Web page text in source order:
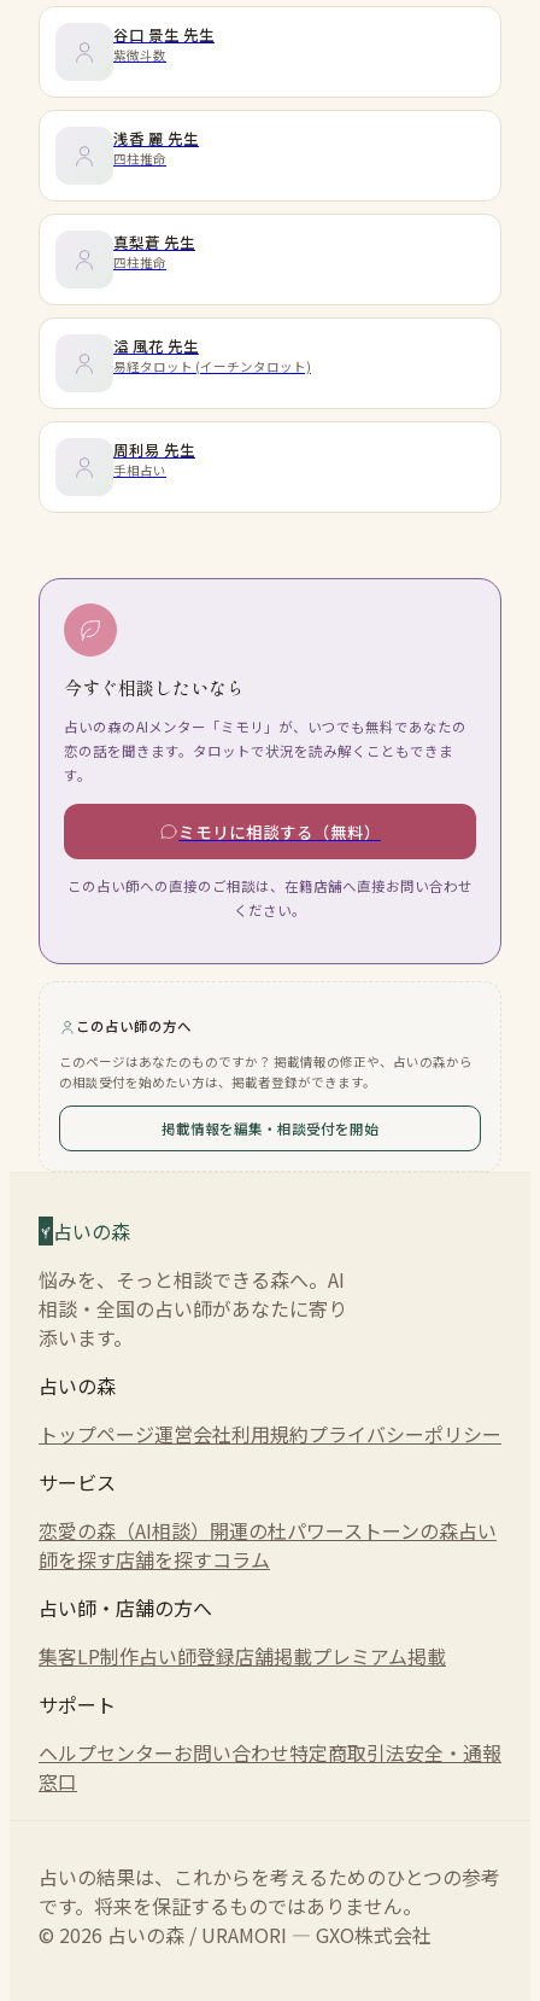
谷口 景生 先生
紫微斗数
浅香 麗 先生
四柱推命
真梨蒼 先生
四柱推命
溢 風花 先生
易経タロット (イーチンタロット)
周利易 先生
手相占い
今すぐ相談したいなら
占いの森のAIメンター「ミモリ」が、いつでも無料であなたの
恋の話を聞きます。タロットで状況を読み解くこともできま
す。
ミモリに相談する（無料）
この占い師への直接のご相談は、在籍店舗へ直接お問い合わせ
ください。
この占い師の方へ
このページはあなたのものですか？ 掲載情報の修正や、占いの森から
の相談受付を始めたい方は、掲載者登録ができます。
掲載情報を編集・相談受付を開始
占いの森
悩みを、そっと相談できる森へ。AI
相談・全国の占い師があなたに寄り
添います。
占いの森
トップページ運営会社利用規約プライバシーポリシー
サービス
恋愛の森（AI相談） 開運の杜パワーストーンの森占い
師を探す店舗を探すコラム
占い師・店舗の方へ
集客LP制作占い師登録店舗掲載プレミアム掲載
サポート
ヘルプセンターお問い合わせ特定商取引法安全・通報
窓口
占いの結果は、これからを考えるためのひとつの参考
です。将来を保証するものではありません。
© 2026 占いの森 / URAMORI — GXO株式会社